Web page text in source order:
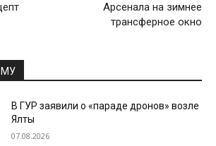
Арсенала на зимнее
трансферное окно
В ГУР заявили о «параде дронов» возле
Ялты
07.08.2026